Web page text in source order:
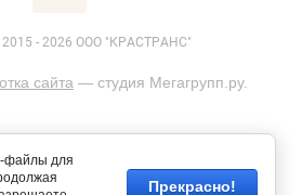
2015 - 2026 ООО "КРАСТРАНС"
сайта — студия Мегагрупп.ру.
файлы для
Прекрасно!